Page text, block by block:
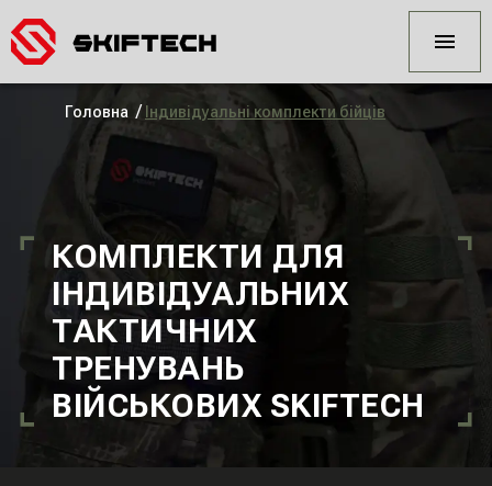
Головна / Індивідуальні комплекти бійців
КОМПЛЕКТИ ДЛЯ
ІНДИВІДУАЛЬНИХ
ТАКТИЧНИХ
ТРЕНУВАНЬ
ВІЙСЬКОВИХ SKIFTECH